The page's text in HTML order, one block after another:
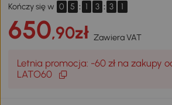
Kończy się w 0 5 : 1 3 : 3 0
650,90zł Zawiera VAT
Letnia promocja: -60 zł na zakupy
LATO60